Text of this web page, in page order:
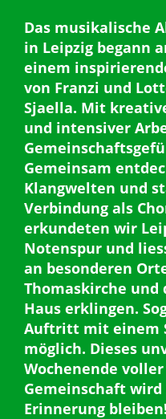
Das musikalische
in Leipzig begann
einem
von Franzi und
Sjaella. Mit
und intensiver
Gemeinsam
Klangwelten und
Verbindung als
erkundeten wir
Notenspur und
an besonderen
Thomaskirche und
Haus erklingen.
Auftritt mit einem
möglich. Dieses
Wochenende
Gemeinschaft
Erinnerung bleiben!